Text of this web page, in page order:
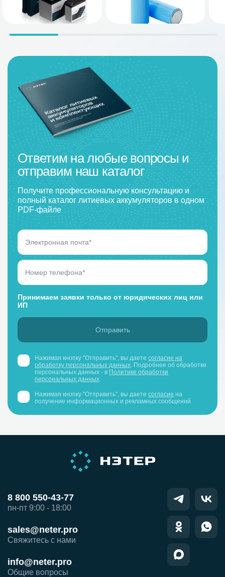
Ответим на любые вопросы и
отправим наш каталог
Получите профессиональную консультацию и
полный каталог литиевых аккумуляторов в одном
PDF-файле
Принимаем заявки только от юридических лиц или
ИП
Нажимая кнопку "Отправить", вы даете согласие на
обработку персональных данных . Подробнее об обработке
персональных данных - в Политике обработки
персональных данных
Нажимая кнопку "Отправить", вы даете согласие на
получение информационных и рекламных сообщений
8 800 550-43-77
пн-пт 9:00 - 18:00
sales@neter.pro
Свяжитесь с нами
info@neter.pro
Общие вопросы